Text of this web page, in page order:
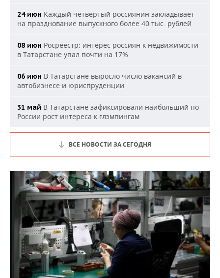
24 июн Каждый четвертый россиянин закладывает
на празднование выпускного более 40 тыс. рублей
08 июн Росреестр: интерес россиян к недвижимости
в Татарстане упал почти на 17%
06 июн В Татарстане выросло число вакансий в
автобизнесе и юриспруденции
31 май В Татарстане зафиксировали наибольший по
России рост интереса к глэмпингам
ВСЕ НОВОСТИ ЗА СЕГОДНЯ